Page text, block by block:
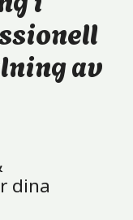
av
dina